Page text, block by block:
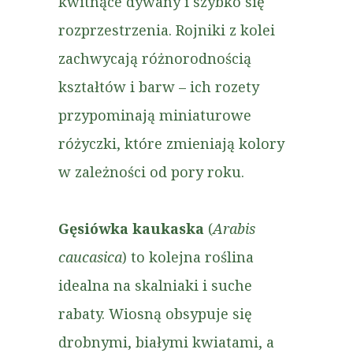
rozprzestrzenia. Rojniki z kolei
zachwycają różnorodnością
kształtów i barw – ich rozety
przypominają miniaturowe
różyczki, które zmieniają kolory
w zależności od pory roku.
Gęsiówka kaukaska (Arabis
caucasica) to kolejna roślina
idealna na skalniaki i suche
rabaty. Wiosną obsypuje się
drobnymi, białymi kwiatami, a